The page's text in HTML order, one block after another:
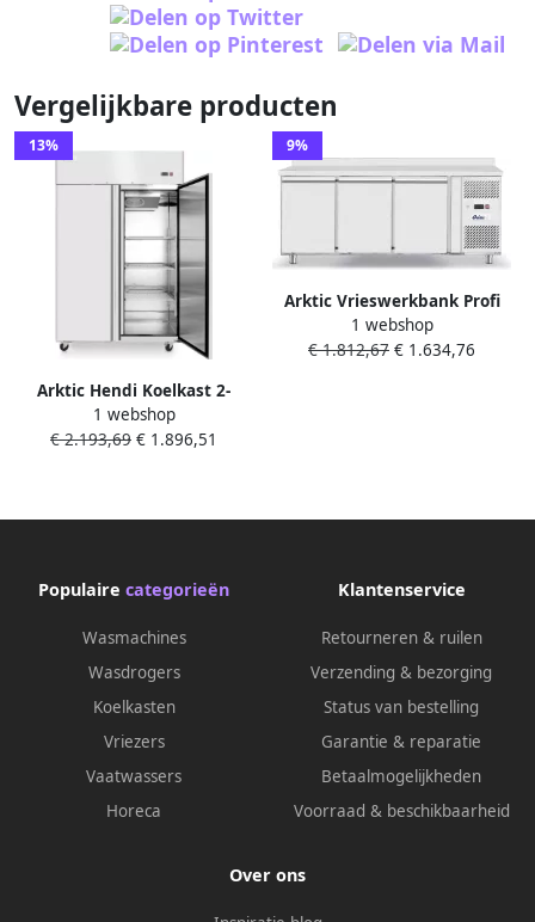
Vergelijkbare producten
13%
Arktic Hendi Koelkast 2-
deurs Profi Line 1300 L
Horeca koelkast
1 webshop
€ 2.193,69 € 1.896,51
9%
Arktic Vrieswerkbank Profi
Line 3 Deuren 420L
Geforceerd -18°C -22°C Met
1 webshop
€ 1.812,67 € 1.634,76
Populaire categorieën
Wasmachines
Wasdrogers
Koelkasten
Vriezers
Vaatwassers
Horeca
Klantenservice
Retourneren & ruilen
Verzending & bezorging
Status van bestelling
Garantie & reparatie
Betaalmogelijkheden
Voorraad & beschikbaarheid
Over ons